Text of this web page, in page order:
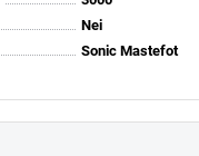
Nei
Sonic Mastefot